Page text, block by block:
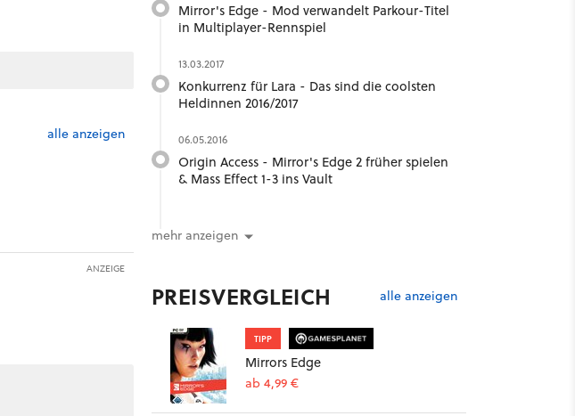
alle anzeigen
ANZEIGE
Mirror's Edge - Mod verwandelt Parkour-Titel
in Multiplayer-Rennspiel
13.03.2017
Konkurrenz für Lara - Das sind die coolsten
Heldinnen 2016/2017
06.05.2016
Origin Access - Mirror's Edge 2 früher spielen
& Mass Effect 1-3 ins Vault
mehr anzeigen
PREISVERGLEICH alle anzeigen
TIPP
Mirrors Edge
ab 4,99 €